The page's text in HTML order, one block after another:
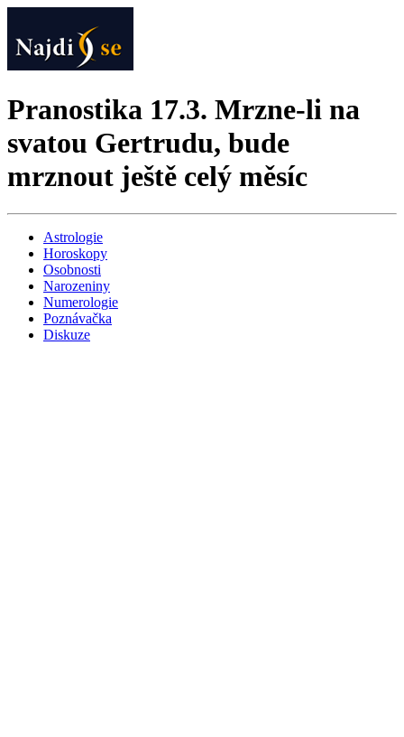
Pranostika 17.3. Mrzne-li na
svatou Gertrudu, bude
mrznout ještě celý měsíc
Astrologie
Horoskopy
Osobnosti
Narozeniny
Numerologie
Poznávačka
Diskuze